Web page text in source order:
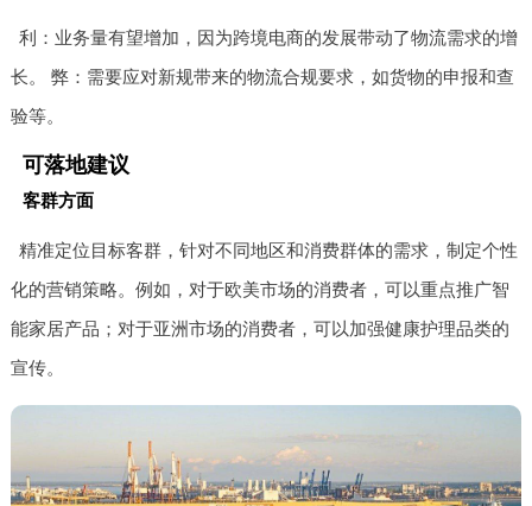
利：业务量有望增加，因为跨境电商的发展带动了物流需求的增
长。 弊：需要应对新规带来的物流合规要求，如货物的申报和查
验等。
可落地建议
客群方面
精准定位目标客群，针对不同地区和消费群体的需求，制定个性
化的营销策略。例如，对于欧美市场的消费者，可以重点推广智
能家居产品；对于亚洲市场的消费者，可以加强健康护理品类的
宣传。